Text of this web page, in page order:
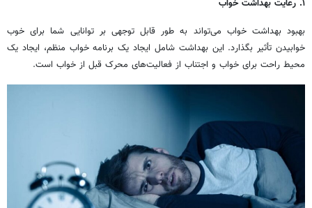
۱. رعایت بهداشت خواب
بهبود بهداشت خواب می‌تواند به طور قابل توجهی بر توانایی شما برای خوب
خوابیدن تأثیر بگذارد. این بهداشت شامل ایجاد یک برنامه خواب منظم، ایجاد یک
محیط راحت برای خواب و اجتناب از فعالیت‌های محرک قبل از خواب است.